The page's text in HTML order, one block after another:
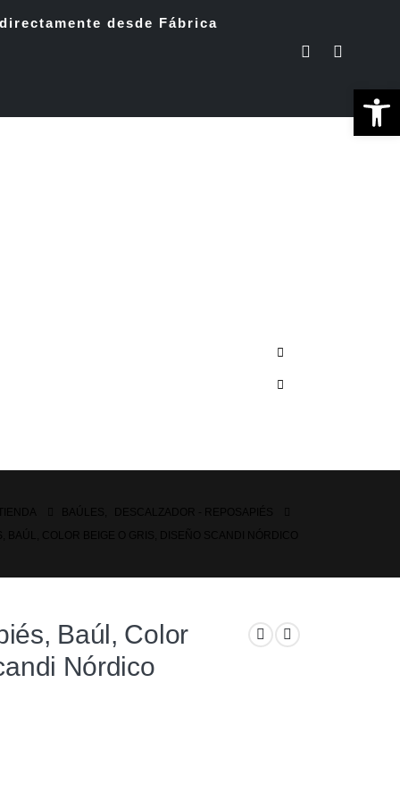
desde Fábrica
Baúl, Color
Nórdico